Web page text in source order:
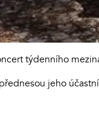
týdenního
jeho